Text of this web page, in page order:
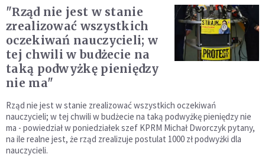
"Rząd nie jest w stanie
zrealizować wszystkich
oczekiwań nauczycieli; w
tej chwili w budżecie na
taką podwyżkę pieniędzy
nie ma"
Rząd nie jest w stanie zrealizować wszystkich oczekiwań
nauczycieli; w tej chwili w budżecie na taką podwyżkę pieniędzy nie
ma - powiedział w poniedziałek szef KPRM Michał Dworczyk pytany,
na ile realne jest, że rząd zrealizuje postulat 1000 zł podwyżki dla
nauczycieli.